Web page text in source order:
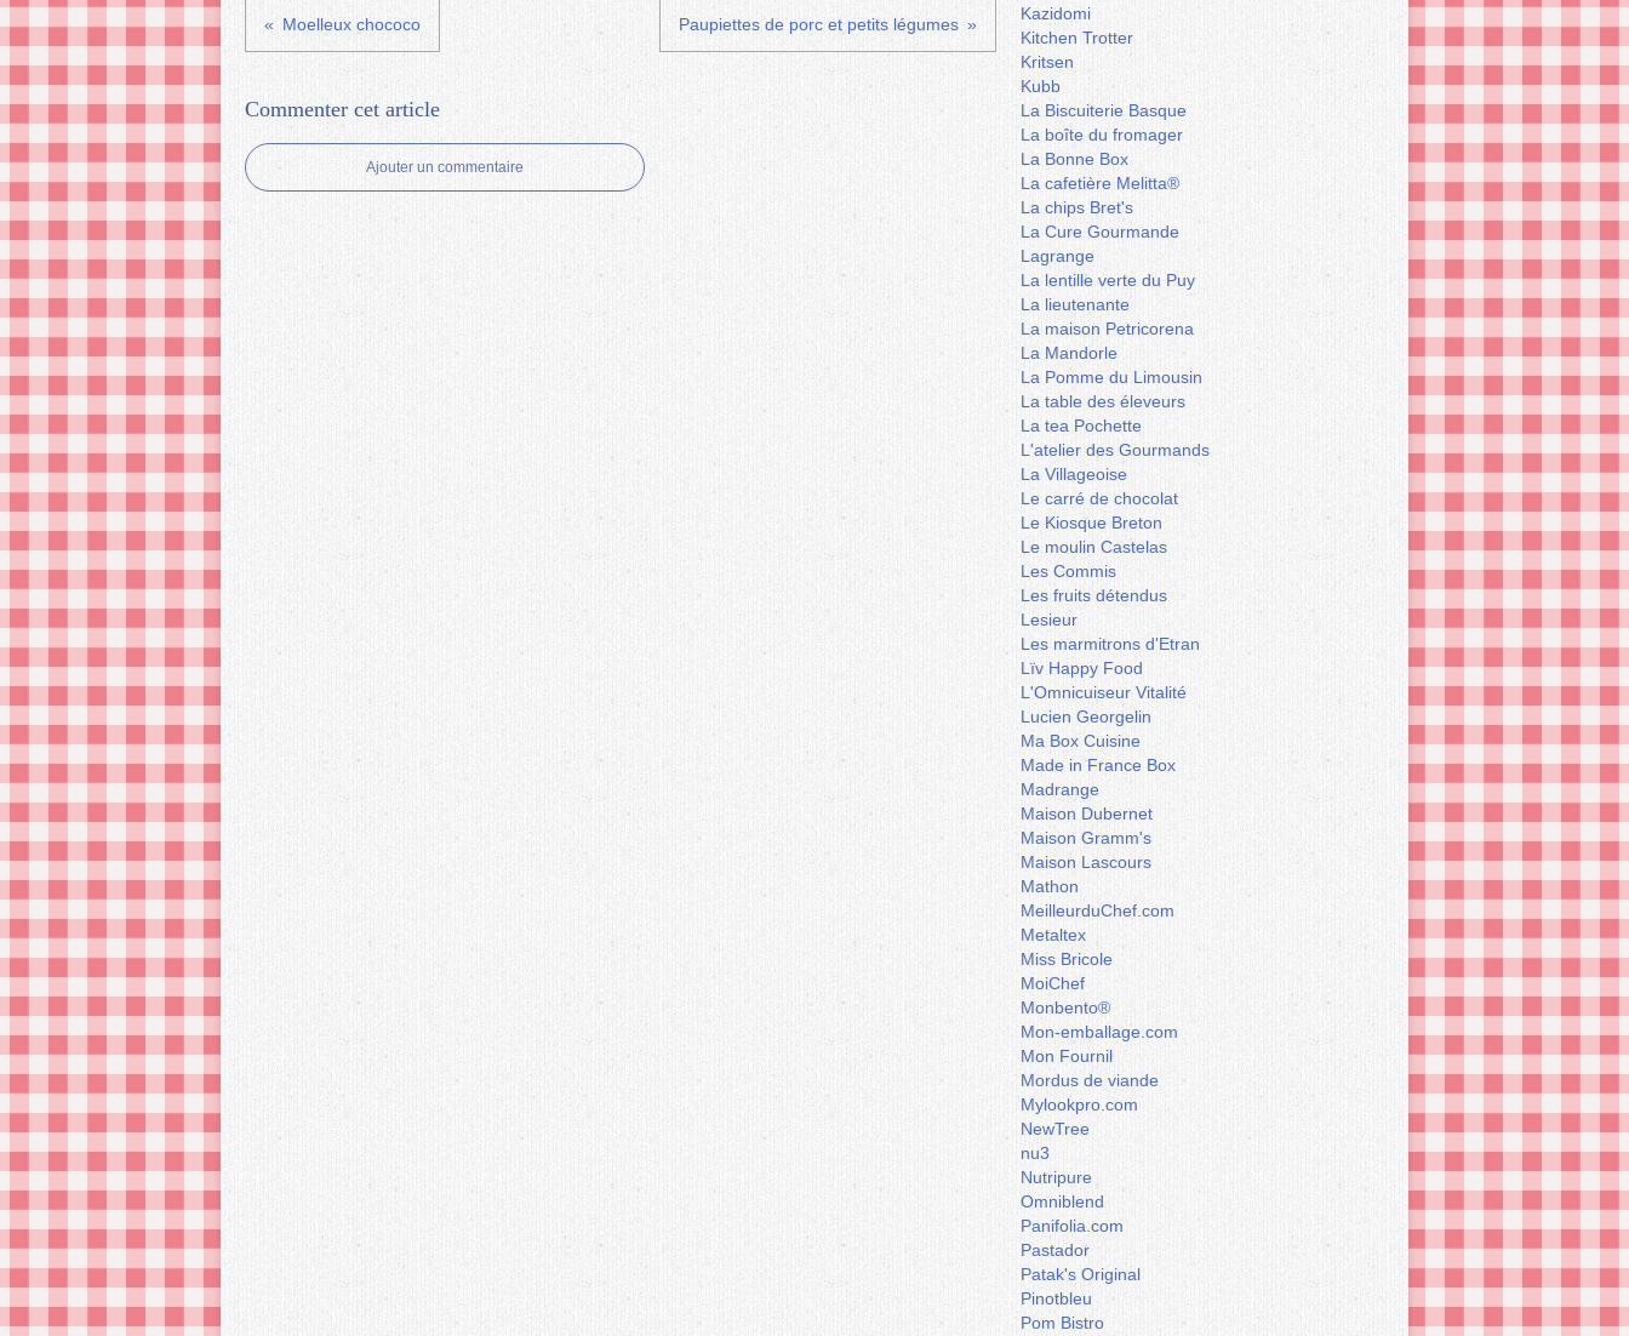
Moelleux chococo Paupiettes de porc et petits légumes
Commenter cet article
Ajouter un commentaire
Kazidomi
Kitchen Trotter
Kritsen
Kubb
La Biscuiterie Basque
La boîte du fromager
La Bonne Box
La cafetière Melitta®
La chips Bret's
La Cure Gourmande
Lagrange
La lentille verte du Puy
La lieutenante
La maison Petricorena
La Mandorle
La Pomme du Limousin
La table des éleveurs
La tea Pochette
L'atelier des Gourmands
La Villageoise
Le carré de chocolat
Le Kiosque Breton
Le moulin Castelas
Les Commis
Les fruits détendus
Lesieur
Les marmitrons d'Etran
Lïv Happy Food
L'Omnicuiseur Vitalité
Lucien Georgelin
Ma Box Cuisine
Made in France Box
Madrange
Maison Dubernet
Maison Gramm's
Maison Lascours
Mathon
MeilleurduChef.com
Metaltex
Miss Bricole
MoiChef
Monbento®
Mon-emballage.com
Mon Fournil
Mordus de viande
Mylookpro.com
NewTree
nu3
Nutripure
Omniblend
Panifolia.com
Pastador
Patak's Original
Pinotbleu
Pom Bistro